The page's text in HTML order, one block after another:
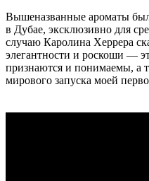
Вышеназванные ароматы
в Дубае, эксклюзивно для
случаю Каролина Херрера
элегантности и роскоши —
признаются и понимаемы, а
мирового запуска моей